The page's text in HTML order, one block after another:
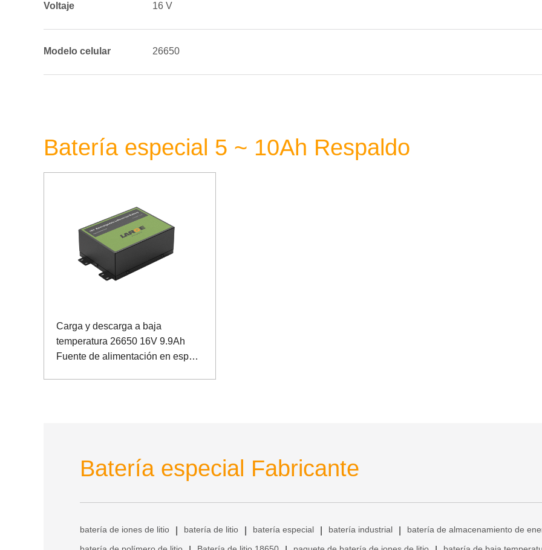
Voltaje 16 V
Modelo celular 26650
Batería especial 5 ~ 10Ah Respaldo
Carga y descarga a baja
temperatura 26650 16V 9.9Ah
Fuente de alimentación en espera
Batería especial Fabricante
batería de iones de litio batería de litio batería especial batería industrial batería de almacenamiento de